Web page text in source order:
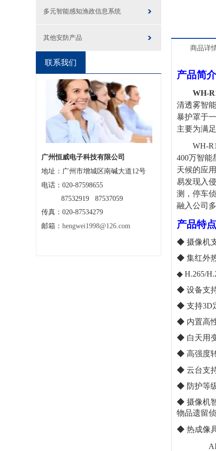
多元智能感知渔政信息系统
其他安防产品
联系我们
广州恒威电子科技有限公司
地址： 广州市增城区南碱大道12号
电话：020-87598655
87532919 87537059
传真：020-87534279
邮箱： hengwei1998@126.com
商品详
产品简
WH-
清透雾智
暴护罩于一
主要为满
WH-
400万智能
天候的应
易发现入
测，停车
融入公司
产品特点
◆ 摄像机
◆ 集红外
◆ H.265/
◆ 设备支
◆ 支持3D
◆ 内置高
◆ 白天用
◆ 高强度
◆ 云台支
◆ 防护等
◆ 摄像机
物品遗留
◆ 热成像